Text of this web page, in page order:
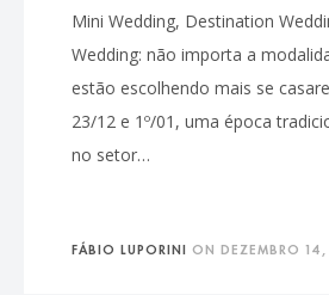
Mini Wedding, Destination
Wedding: não importa a
estão escolhendo mais se
23/12 e 1º/01, uma época
no setor…
FÁBIO LUPORINI ON DEZEMBRO